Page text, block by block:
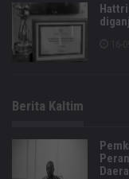
Berita Kaltim